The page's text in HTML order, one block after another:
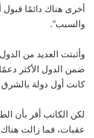
أخرى هناك دائمًا قبول
والسبب”.
وأثبتت العديد من
ضمن الدول الأكثر
كانت أول دولة
لكن الكاتب أقر بأن
عقبات، فما زالت